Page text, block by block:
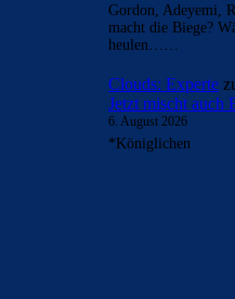
Gordon, Adeyemi,
macht die Biege?
heulen……
Clouds: Experte
Jetzt mischt auch
6. August 2026
*Königlichen